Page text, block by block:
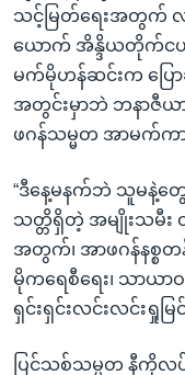
ရန်
နေရာ
သို့
ကျော်
ရန်
သင့်မြတ်ရေးအတွက် လု
ယောက် အိန္ဒိယတိုက်ငယ်
မက်မိုဟန်ဆင်းက ပြေ
အတွင်းမှာဘဲ ဘနာဇီယ
ဖဂန်သမ္မတ အာမက်က
“ဒီနေ့မနက်ဘဲ သူမနဲ့
သတ္တိရှိတဲ့ အမျိုးသမီး
အတွက်၊ အာဖဂန်နစ္
မိုကရေစီရေး၊ သာယာဝပ
ရှင်းရှင်းလင်းလင်းရှုမ
ပြင်သစ်သမ္မတ နီကို